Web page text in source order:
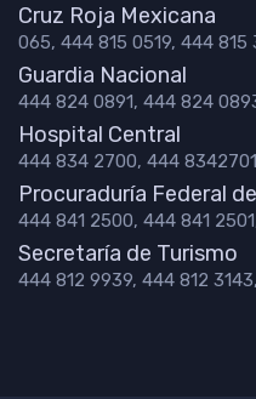
Cruz Roja Mexicana
065, 444 815 0519, 444
Guardia Nacional
444 824 0891, 444 824
Hospital Central
444 834 2700, 444 8342701
Procuraduría Federal
444 841 2500, 444 841
Secretaría de Turismo
444 812 9939, 444 812